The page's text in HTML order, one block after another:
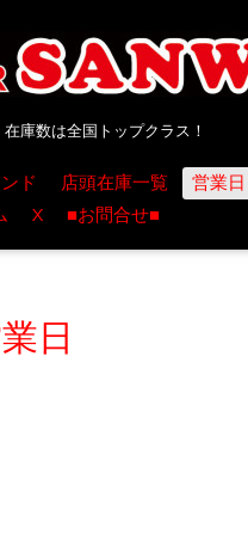
庫数は全国トップクラス！
ド 店頭在庫一覧 営業日
X ■お問合せ■
日